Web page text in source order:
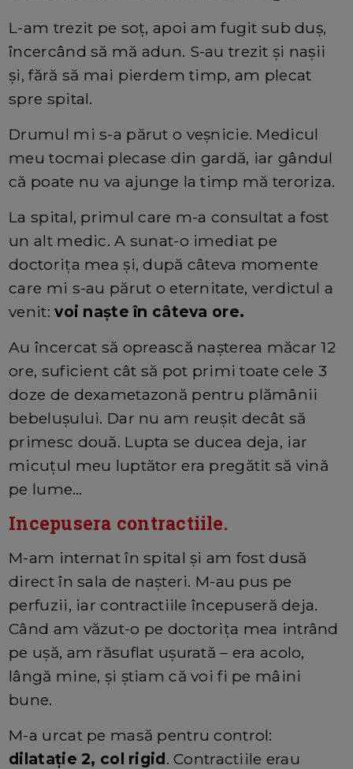
L-am trezit pe soț, apoi am fugit sub duș,
încercând să mă adun. S-au trezit și nașii
și, fără să mai pierdem timp, am plecat
spre spital.
Drumul mi s-a părut o veșnicie. Medicul
meu tocmai plecase din gardă, iar gândul
că poate nu va ajunge la timp mă teroriza.
La spital, primul care m-a consultat a fost
un alt medic. A sunat-o imediat pe
doctorița mea și, după câteva momente
care mi s-au părut o eternitate, verdictul a
venit:voi naște în câteva ore.
Au încercat să oprească nașterea măcar 12
ore, suficient cât să pot primi toate cele 3
doze de dexametazonă pentru plămânii
bebelușului. Dar nu am reușit decât să
primesc două. Lupta se ducea deja, iar
micuțul meu luptător era pregătit să vină
pe lume…
Incepusera contractiile.
M-am internat în spital și am fost dusă
direct în sala de nașteri. M-au pus pe
perfuzii, iar contractiile începuseră deja.
Când am văzut-o pe doctorița mea intrând
pe ușă, am răsuflat ușurată – era acolo,
lângă mine, și știam că voi fi pe mâini
bune.
M-a urcat pe masă pentru control:
dilatație 2, col rigid. Contractiile erau